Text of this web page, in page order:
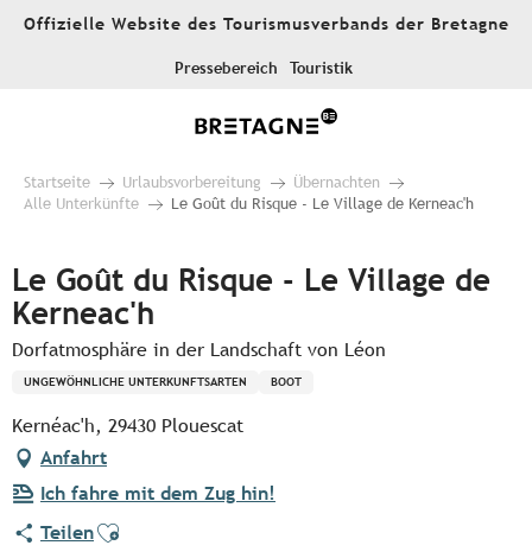
AllerOffizielle Website des Tourismusverbands der Bretagne
Pressebereich Touristik
Startseite Urlaubsvorbereitung
Übernachten
Alle Unterkünfte
Le Goût du Risque - Le Village de Kerneac'h
Le Goût du Risque - Le Village de
Kerneac'h
Dorfatmosphäre in der Landschaft von Léon
UNGEWÖHNLICHE UNTERKUNFTSARTEN BOOT
Kernéac'h, 29430 Plouescat
Anfahrt
Ich fahre mit dem Zug hin!
TeilenAjouter aux favoris